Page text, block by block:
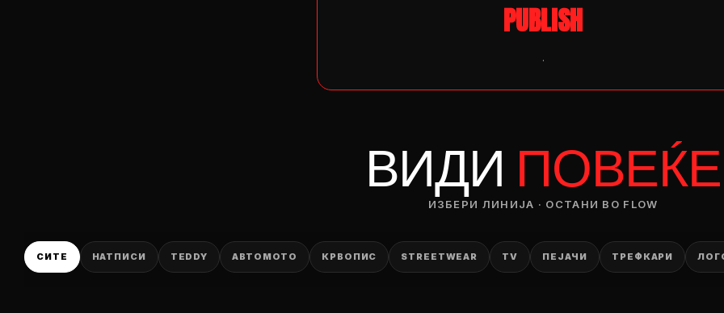
PUBLISH
.
ВИДИ ПОВЕЌЕ
ИЗБЕРИ ЛИНИЈА · ОСТАНИ ВО FLOW
СИТЕ НАТПИСИ TEDDY АВТОМОТО КРВОПИС STREETWEAR TV ПЕЈАЧИ ТРЕФКАРИ
— ден
ПЛАТИ ПРИ ДОСТАВА ВО КЕШ